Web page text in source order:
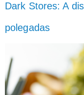
Dark Stores: A
polegadas